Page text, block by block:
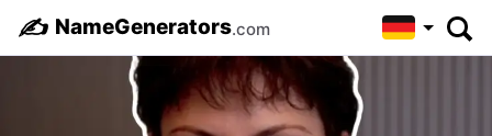
✍️ NameGenerators.com